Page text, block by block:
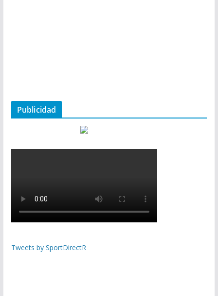
Publicidad
Tweets by SportDirectR